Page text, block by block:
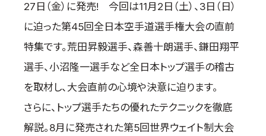
各委員会紹介
国際空手道連盟について
お知らせ
本部からのお知らせ
支部からのお知らせ
公式大会
公式記録
27日（金）に発売! 今回は11月2日（土）、3日（日）
に迫った第45回全日本空手道選手権大会の直前
特集です。荒田昇毅選手、森善十朗選手、鎌田翔平
選手、小沼隆一選手など全日本トップ選手の稽古
を取材し、大会直前の心境や決意に迫ります。
さらに、トップ選手たちの優れたテクニックを徹底
解説。8月に発売された第5回世界ウェイト制大会